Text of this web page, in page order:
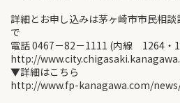
詳細とお申し込みは茅ヶ崎市市民相
で
電話 0467－82－1111 (内線 1264・
http://
▼詳細はこちら
http://www.fp-kanagawa.com/